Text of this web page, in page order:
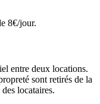
8€/jour.
entre deux locations.
sont retirés de la
locataires.